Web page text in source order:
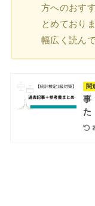
方へのおす
とめており
幅広く読ん
関
事
た